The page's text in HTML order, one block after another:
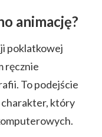
animację?
poklatkowej
ręcznie
To podejście
charakter, który